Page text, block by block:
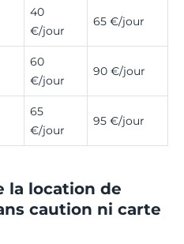
40
€/jour
65 €/jour
60
€/jour
90 €/jour
65
€/jour
95 €/jour
la location de
caution ni carte